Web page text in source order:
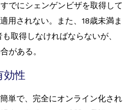
でにシェンゲンビザを取得して
用されない。また、18歳未満ま
取得しなければならないが、
がある。
効性
単で、完全にオンライン化され